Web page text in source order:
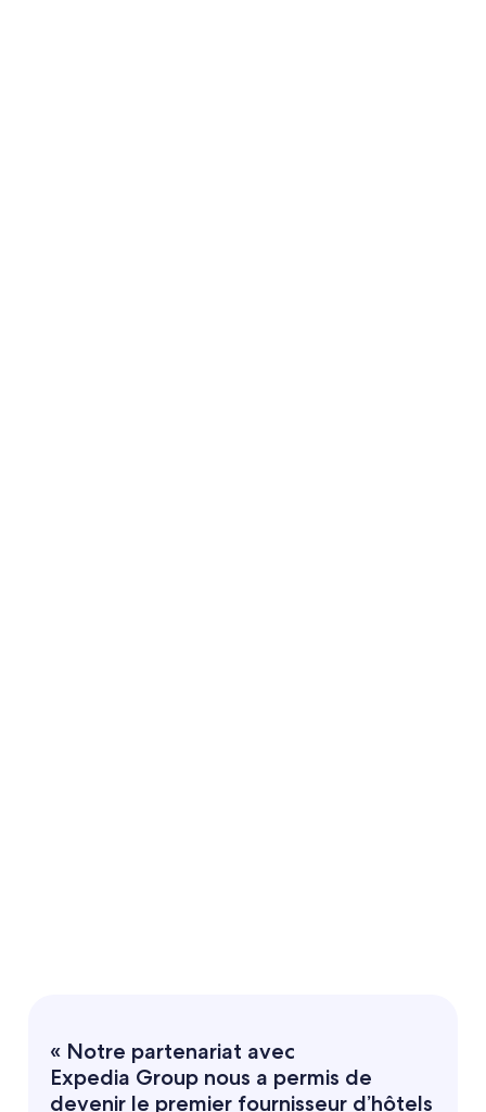
« Notre partenariat avec
Expedia Group nous a permis de
devenir le premier fournisseur d’hôtels